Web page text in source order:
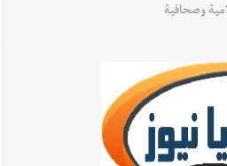
وصحافية